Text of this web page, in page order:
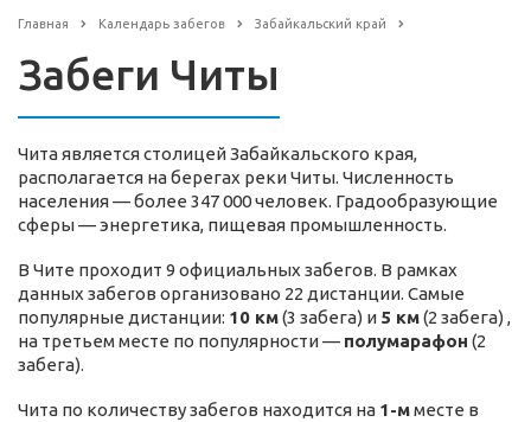
Главная Календарь забегов Забайкальский край
Забеги Читы
Чита является столицей Забайкальского края,
располагается на берегах реки Читы. Численность
населения — более 347 000 человек. Градообразующие
сферы — энергетика, пищевая промышленность.
В Чите проходит 9 официальных забегов. В рамках
данных забегов организовано 22 дистанции. Самые
популярные дистанции: 10 км(3 забега) и 5 км(2 забега) ,
на третьем месте по популярности — полумарафон (2
забега).
Чита по количеству забегов находится на 1-мместе в